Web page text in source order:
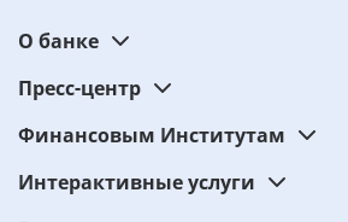
О банке
Пресс-центр
Финансовым Институтам
Интерактивные услуги